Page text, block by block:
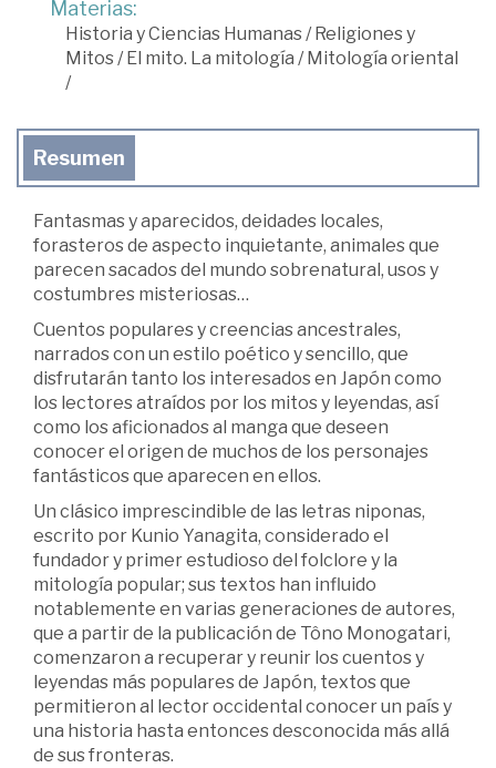
Materias:
Historia y Ciencias Humanas/ Religiones y
Mitos/ El mito. La mitología / Mitología oriental
/
Resumen
Fantasmas y aparecidos, deidades locales,
forasteros de aspecto inquietante, animales que
parecen sacados del mundo sobrenatural, usos y
costumbres misteriosas…
Cuentos populares y creencias ancestrales,
narrados con un estilo poético y sencillo, que
disfrutarán tanto los interesados en Japón como
los lectores atraídos por los mitos y leyendas, así
como los aficionados al manga que deseen
conocer el origen de muchos de los personajes
fantásticos que aparecen en ellos.
Un clásico imprescindible de las letras niponas,
escrito por Kunio Yanagita, considerado el
fundador y primer estudioso del folclore y la
mitología popular; sus textos han influido
notablemente en varias generaciones de autores,
que a partir de la publicación de Tôno Monogatari,
comenzaron a recuperar y reunir los cuentos y
leyendas más populares de Japón, textos que
permitieron al lector occidental conocer un país y
una historia hasta entonces desconocida más allá
de sus fronteras.